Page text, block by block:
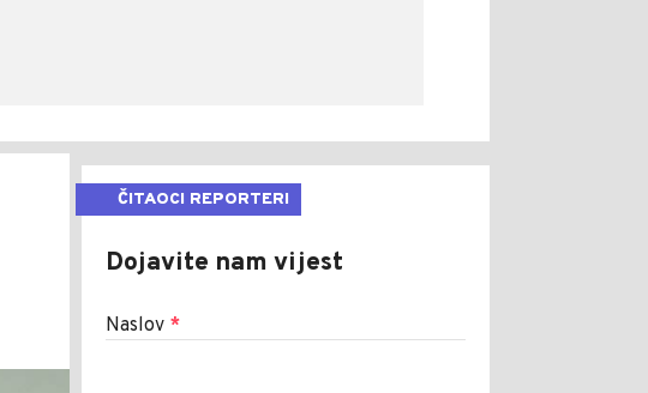
ČITAOCI REPORTERI
Dojavite nam vijest
Naslov *